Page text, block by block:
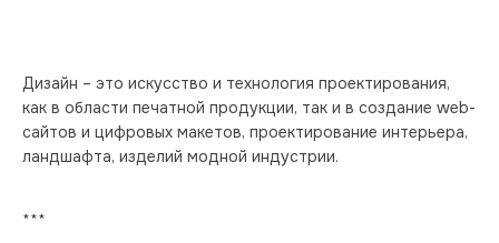
Дизайн – это искусство и технология проектирования,
как в области печатной продукции, так и в создание web-
сайтов и цифровых макетов, проектирование интерьера,
ландшафта, изделий модной индустрии.
***